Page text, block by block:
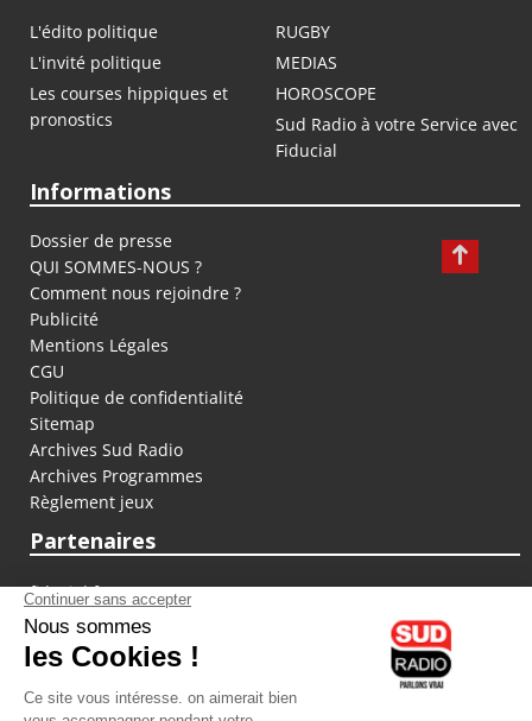
L'édito politique
RUGBY
L'invité politique
MEDIAS
Les courses hippiques et
pronostics
HOROSCOPE
Sud Radio à votre Service avec
Fiducial
Informations
Dossier de presse
QUI SOMMES-NOUS ?
Comment nous rejoindre ?
Publicité
Mentions Légales
CGU
Politique de confidentialité
Sitemap
Archives Sud Radio
Archives Programmes
Règlement jeux
Partenaires
fiducial.fr
lyoncapitale.fr
olympique-et-lyonnais.com
L'application Iphone / Android